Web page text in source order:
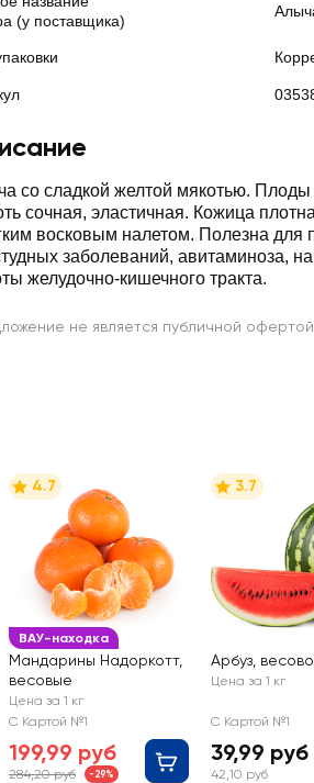
(у поставщика)
со сладкой желтой мякотью.
сочная, эластичная. Кожица
восковым налетом. Полезна для
заболеваний, авитаминоза,
желудочно-кишечного тракта.
не является публичной офертой
ВАУ-находка
4.7
Мандарины Надоркотт,
весовые
Цена за 1 кг
С Картой №1
199,99 руб
284,20 руб -29%
3.7
Арбуз,
Цена за 1 кг
С Картой №1
39,99 руб
42,10 руб